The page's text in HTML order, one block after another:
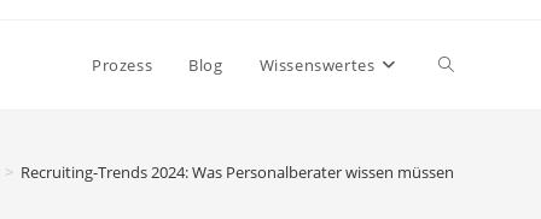
Prozess Blog Wissenswertes Toggle
> Recruiting-Trends 2024: Was Personalberater wissen müssen